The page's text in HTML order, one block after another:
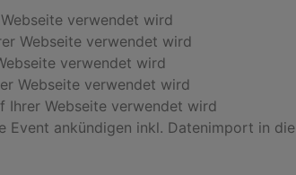
verwendet wird
Webseite verwendet wird
verwendet wird
Webseite verwendet wird
Ihrer Webseite verwendet wird
Event ankündigen inkl. Datenimport in die